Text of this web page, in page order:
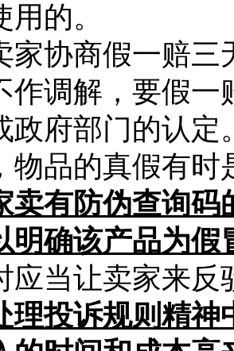
的。
家协商假一赔三
作调解，要假
政府部门的认定
物品的真假有时
卖有防伪查询码
明确该产品为
应当让卖家来反
理投诉规则精神